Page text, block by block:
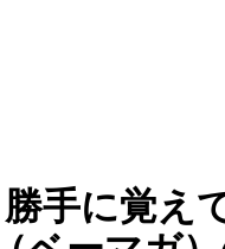
手に覚え